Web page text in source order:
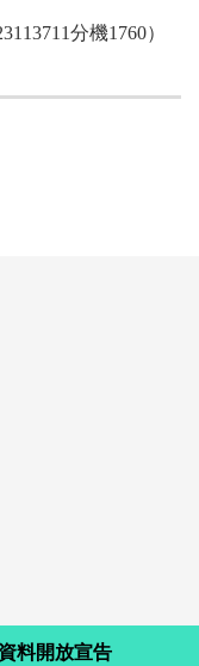
分機1760）
料開放宣告